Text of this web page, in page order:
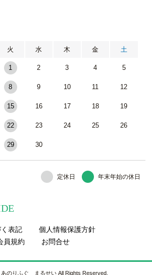
火 水 木 金 土
1 2 3 4 5
8 9 10 11 12
15 16 17 18 19
22 23 24 25 26
29 30
定休日 年末年始の休日
表記
個人情報保護方針
員規約 お問合せ
のりふぐ まるせい All Rights Reserved.